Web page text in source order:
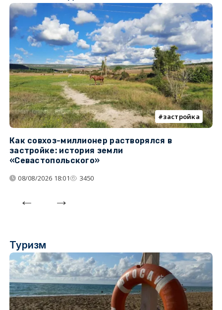
застройка
Как совхоз-миллионер растворялся в
застройке: история земли
«Севастопольского»
08/08/2026 18:01 3450
Туризм